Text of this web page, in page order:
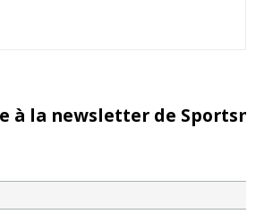
à la newsletter de